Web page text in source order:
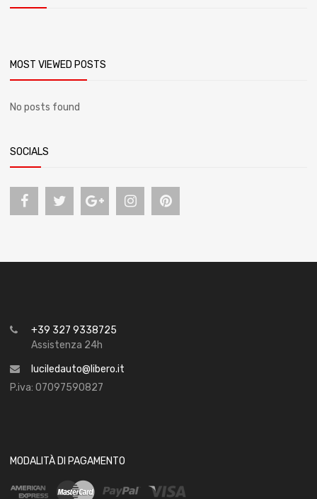
MOST VIEWED POSTS
No posts found
SOCIALS
+39 327 9338725
Assistenza 24h
luciledauto@libero.it
P.iva: 07097590827
MODALITÀ DI PAGAMENTO